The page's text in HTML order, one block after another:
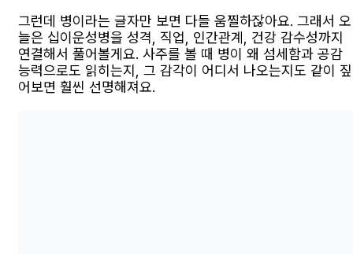
그런데 병이라는 글자만 보면 다들 움찔하잖아요. 그래서 오
늘은 십이운성병을 성격, 직업, 인간관계, 건강 감수성까지
연결해서 풀어볼게요. 사주를 볼 때 병이 왜 섬세함과 공감
능력으로도 읽히는지, 그 감각이 어디서 나오는지도 같이 짚
어보면 훨씬 선명해져요.